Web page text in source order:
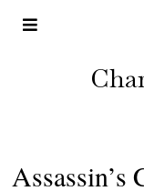
Assassin’s